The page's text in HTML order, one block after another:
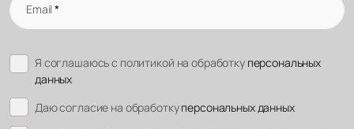
Email*
Я соглашаюсь с политикой на обработку персональных
данных
Даю согласие на обработкуперсональных данных